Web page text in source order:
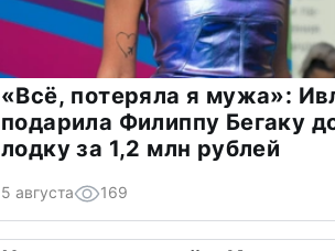
«Всё, потеряла я мужа»:
подарила Филиппу Бегаку
лодку за 1,2 млн рублей
5 августа 169